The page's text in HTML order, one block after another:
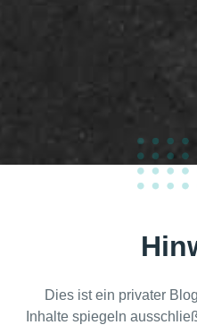
Dies ist ein privater
Inhalte spiegeln